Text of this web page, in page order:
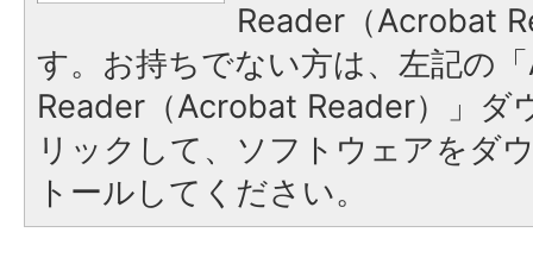
Reader（Acrobat
す。お持ちでない方は、左記の
Reader（Acrobat Reader）」ダ
リックして、ソフトウェアをダ
トールしてください。